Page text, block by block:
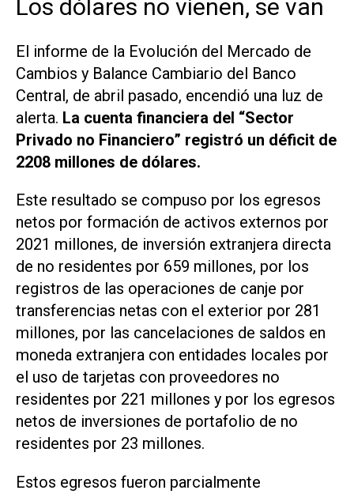
Los dólares no vienen, se van
El informe de la Evolución del Mercado de
Cambios y Balance Cambiario del Banco
Central, de abril pasado, encendió una luz de
alerta. La cuenta financiera del “Sector
Privado no Financiero” registró un déficit de
2208 millones de dólares.
Este resultado se compuso por los egresos
netos por formación de activos externos por
2021 millones, de inversión extranjera directa
de no residentes por 659 millones, por los
registros de las operaciones de canje por
transferencias netas con el exterior por 281
millones, por las cancelaciones de saldos en
moneda extranjera con entidades locales por
el uso de tarjetas con proveedores no
residentes por 221 millones y por los egresos
netos de inversiones de portafolio de no
residentes por 23 millones.
Estos egresos fueron parcialmente